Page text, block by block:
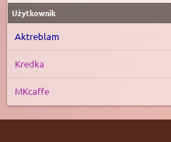
Użytkownik
Aktreblam
Kredka
MKcaffe